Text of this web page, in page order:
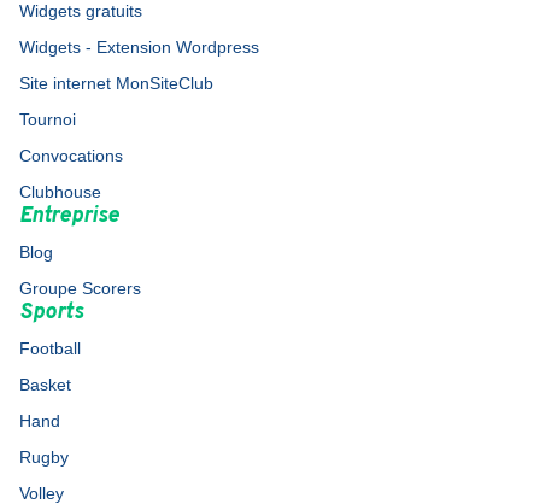
Widgets gratuits
Widgets - Extension Wordpress
Site internet MonSiteClub
Tournoi
Convocations
Clubhouse
Entreprise
Blog
Groupe Scorers
Sports
Football
Basket
Hand
Rugby
Volley